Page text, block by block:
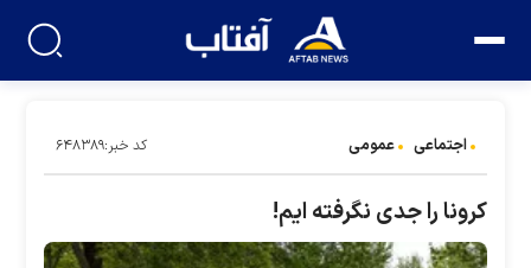
اجتماعی عمومی کد خبر:۶۴۸۳۸۹
کرونا را جدی نگرفته ایم!